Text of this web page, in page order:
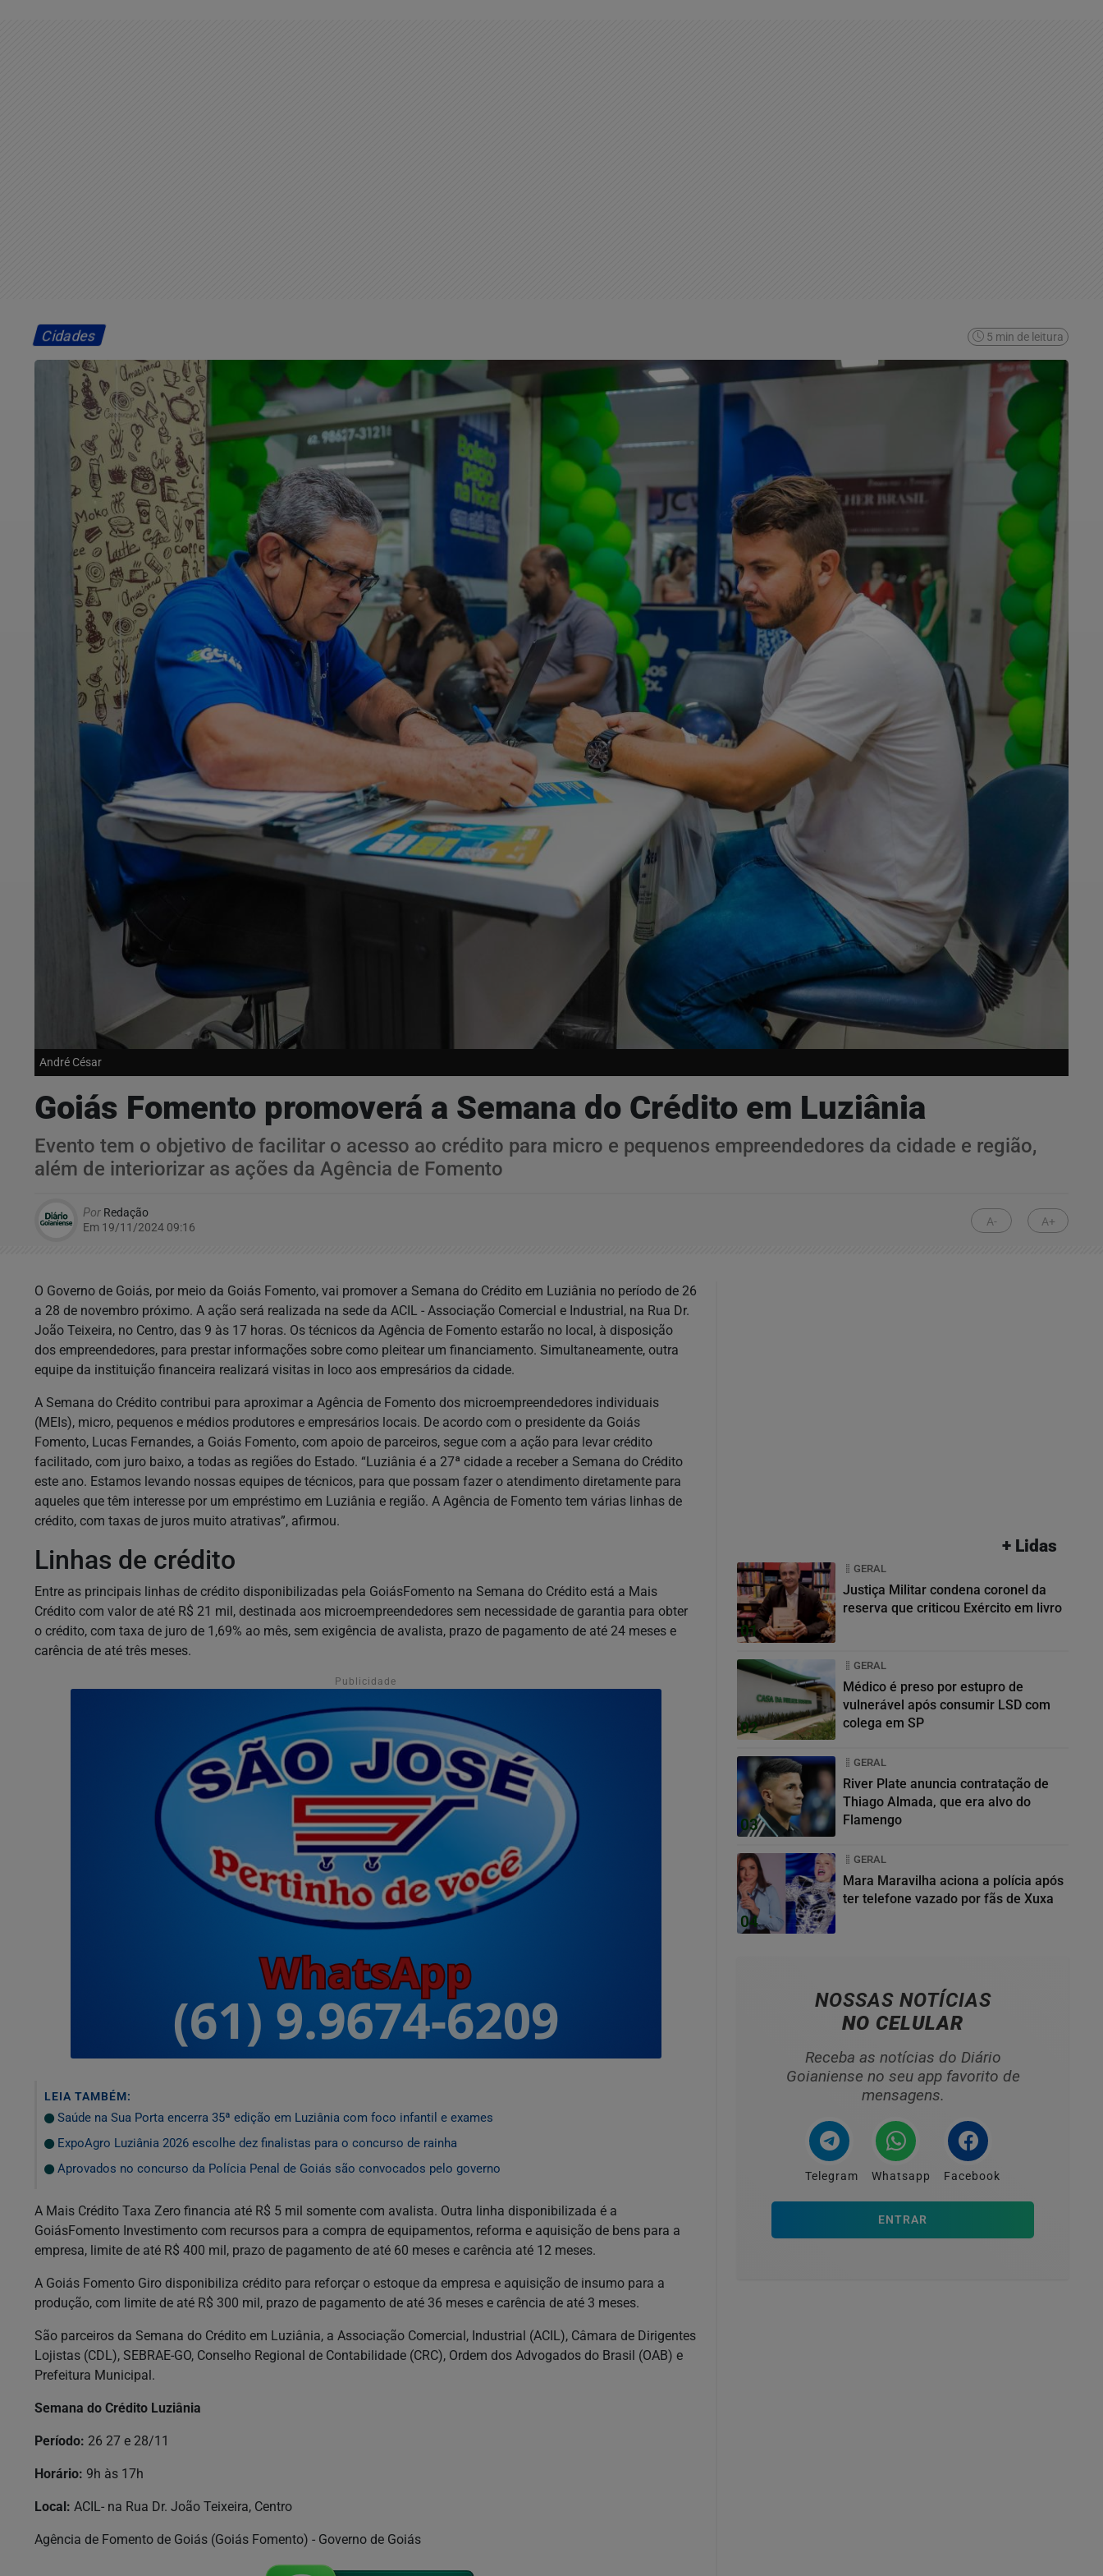
Cidades 5 min de leitura
André César
Goiás Fomento promoverá a Semana do Crédito em Luziânia
Evento tem o objetivo de facilitar o acesso ao crédito para micro e pequenos empreendedores da cidade e região,
além de interiorizar as ações da Agência de Fomento
Por Redação
Em 19/11/2024 09:16
A- A+
O Governo de Goiás, por meio da Goiás Fomento, vai promover a Semana do Crédito em Luziânia no período de 26
a 28 de novembro próximo. A ação será realizada na sede da ACIL - Associação Comercial e Industrial, na Rua Dr.
João Teixeira, no Centro, das 9 às 17 horas. Os técnicos da Agência de Fomento estarão no local, à disposição
dos empreendedores, para prestar informações sobre como pleitear um financiamento. Simultaneamente, outra
equipe da instituição financeira realizará visitas in loco aos empresários da cidade.
A Semana do Crédito contribui para aproximar a Agência de Fomento dos microempreendedores individuais
(MEIs), micro, pequenos e médios produtores e empresários locais. De acordo com o presidente da Goiás
Fomento, Lucas Fernandes, a Goiás Fomento, com apoio de parceiros, segue com a ação para levar crédito
facilitado, com juro baixo, a todas as regiões do Estado. “Luziânia é a 27ª cidade a receber a Semana do Crédito
este ano. Estamos levando nossas equipes de técnicos, para que possam fazer o atendimento diretamente para
aqueles que têm interesse por um empréstimo em Luziânia e região. A Agência de Fomento tem várias linhas de
crédito, com taxas de juros muito atrativas”, afirmou.
Linhas de crédito
Entre as principais linhas de crédito disponibilizadas pela GoiásFomento na Semana do Crédito está a Mais
Crédito com valor de até R$ 21 mil, destinada aos microempreendedores sem necessidade de garantia para obter
o crédito, com taxa de juro de 1,69% ao mês, sem exigência de avalista, prazo de pagamento de até 24 meses e
carência de até três meses.
Publicidade
LEIA TAMBÉM:
Saúde na Sua Porta encerra 35ª edição em Luziânia com foco infantil e exames
ExpoAgro Luziânia 2026 escolhe dez finalistas para o concurso de rainha
Aprovados no concurso da Polícia Penal de Goiás são convocados pelo governo
A Mais Crédito Taxa Zero financia até R$ 5 mil somente com avalista. Outra linha disponibilizada é a
GoiásFomento Investimento com recursos para a compra de equipamentos, reforma e aquisição de bens para a
empresa, limite de até R$ 400 mil, prazo de pagamento de até 60 meses e carência até 12 meses.
A Goiás Fomento Giro disponibiliza crédito para reforçar o estoque da empresa e aquisição de insumo para a
produção, com limite de até R$ 300 mil, prazo de pagamento de até 36 meses e carência de até 3 meses.
São parceiros da Semana do Crédito em Luziânia, a Associação Comercial, Industrial (ACIL), Câmara de Dirigentes
Lojistas (CDL), SEBRAE-GO, Conselho Regional de Contabilidade (CRC), Ordem dos Advogados do Brasil (OAB) e
Prefeitura Municipal.
Semana do Crédito Luziânia
Período: 26 27 e 28/11
Horário: 9h às 17h
Local: ACIL- na Rua Dr. João Teixeira, Centro
Agência de Fomento de Goiás (Goiás Fomento) - Governo de Goiás
+ Lidas
01
GERAL
Justiça Militar condena coronel da
reserva que criticou Exército em livro
02
GERAL
Médico é preso por estupro de
vulnerável após consumir LSD com
colega em SP
03
GERAL
River Plate anuncia contratação de
Thiago Almada, que era alvo do
Flamengo
04
GERAL
Mara Maravilha aciona a polícia após
ter telefone vazado por fãs de Xuxa
NOSSAS NOTÍCIAS
NO CELULAR
Receba as notícias do Diário
Goianiense no seu app favorito de
mensagens.
Telegram Whatsapp Facebook
ENTRAR